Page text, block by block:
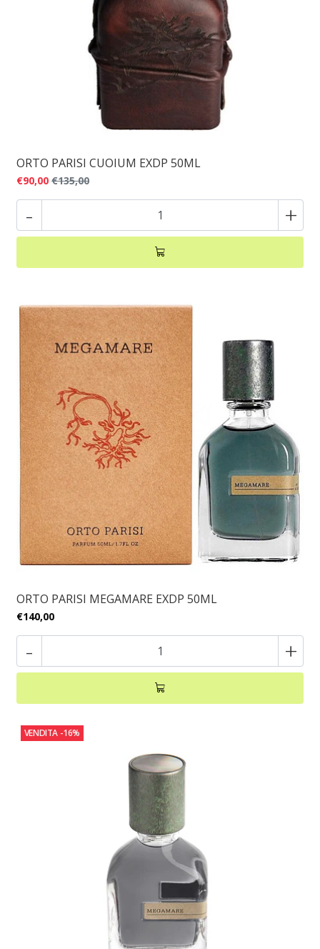
ORTO PARISI CUOIUM EXDP 50ML
€90,00 €135,00
- +
ORTO PARISI MEGAMARE EXDP 50ML
€140,00
- +
VENDITA -16%